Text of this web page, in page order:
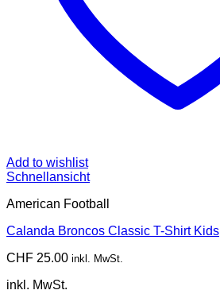
Add to wishlist
Schnellansicht
American Football
Calanda Broncos Classic T-Shirt Kids
CHF 25.00 inkl. MwSt.
inkl. MwSt.